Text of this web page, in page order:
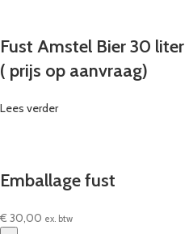
Fust Amstel Bier 30 liter
( prijs op aanvraag)
Lees verder
Emballage fust
€ 30,00 ex. btw